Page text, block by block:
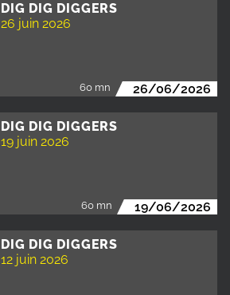
DIG DIG DIGGERS
26 juin 2026
60 mn 26/06/2026
DIG DIG DIGGERS
19 juin 2026
60 mn 19/06/2026
DIG DIG DIGGERS
12 juin 2026